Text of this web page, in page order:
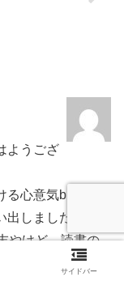
ようござ
心意気blog､紙
しましたわ。感
やけど…読書の
､二週間早くな
サイドバー